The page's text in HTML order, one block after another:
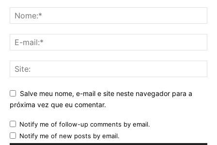
Salve meu nome, e-mail e site neste navegador para a
próxima vez que eu comentar.
Notify me of follow-up comments by email.
Notify me of new posts by email.